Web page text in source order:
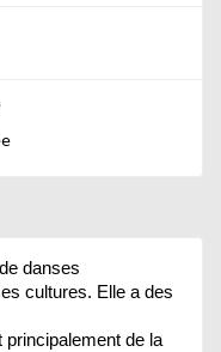
danses
cultures. Elle a des
principalement de la